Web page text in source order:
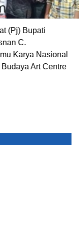
(Pj) Bupati
C.
Karya Nasional
Art Centre